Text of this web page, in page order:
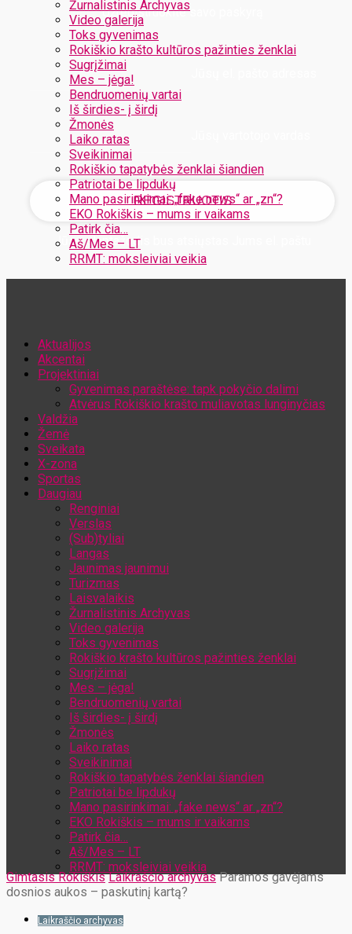
Žurnalistinis Archyvas
Video galerija
Toks gyvenimas
Rokiškio krašto kultūros pažinties ženklai
Sugrįžimai
Mes – jėga!
Bendruomenių vartai
Iš širdies- į širdį
Žmonės
Laiko ratas
Sveikinimai
Rokiškio tapatybės ženklai šiandien
Patriotai be lipdukų
Mano pasirinkimai: „fake news“ ar „zn“?
EKO Rokiškis – mums ir vaikams
Patirk čia…
Aš/Mes – LT
RRMT: moksleiviai veikia
Užregistruokite savo paskyrą
Jūsų slaptažodis bus atsiųstas Jums el. paštu
Aktualijos
Akcentai
Projektiniai
Gyvenimas paraštėse: tapk pokyčio dalimi
Atvėrus Rokiškio krašto muliavotas lunginyčias
Valdžia
Žemė
Sveikata
X-zona
Sportas
Daugiau
Renginiai
Verslas
(Sub)tyliai
Langas
Jaunimas jaunimui
Turizmas
Laisvalaikis
Žurnalistinis Archyvas
Video galerija
Toks gyvenimas
Rokiškio krašto kultūros pažinties ženklai
Sugrįžimai
Mes – jėga!
Bendruomenių vartai
Iš širdies- į širdį
Žmonės
Laiko ratas
Sveikinimai
Rokiškio tapatybės ženklai šiandien
Patriotai be lipdukų
Mano pasirinkimai: „fake news“ ar „zn“?
EKO Rokiškis – mums ir vaikams
Patirk čia…
Aš/Mes – LT
RRMT: moksleiviai veikia
Gimtasis Rokiškis Laikraščio archyvas Paramos gavėjams
dosnios aukos – paskutinį kartą?
Laikraščio archyvas